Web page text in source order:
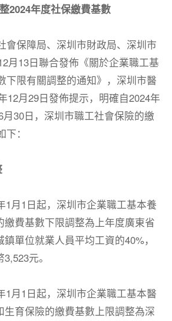
2024年度社保繳費基數
會保障局、深圳市財政局、深圳市
月13日聯合發佈《關於企業職工基
下限有關調整的通知》，深圳市醫
12月29日發佈提示，明確自2024年
月30日，深圳市職工社會保險的繳
：
1月1日起，深圳市企業職工基本養
繳費基數下限調整為上年度廣東省
鎮單位就業人員平均工資的40%，
元。
1月1日起，深圳市企業職工基本醫
生育保險的繳費基數上限調整為深